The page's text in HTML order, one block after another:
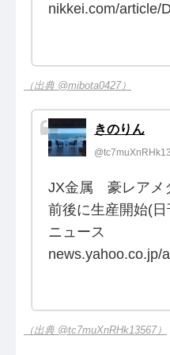
nikkei.com/article/
（出典 @mibota0427）
きのりん
JX金属 豪レアメ
前後に生産開始(
ニュース
news.yahoo.co.jp/
（出典 @tc7muXnRHk13567）